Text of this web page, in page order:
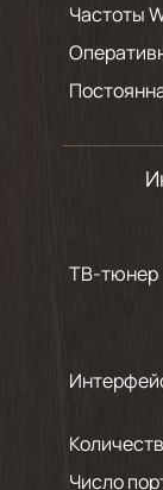
Частоты
ТВ-тюнер
Число